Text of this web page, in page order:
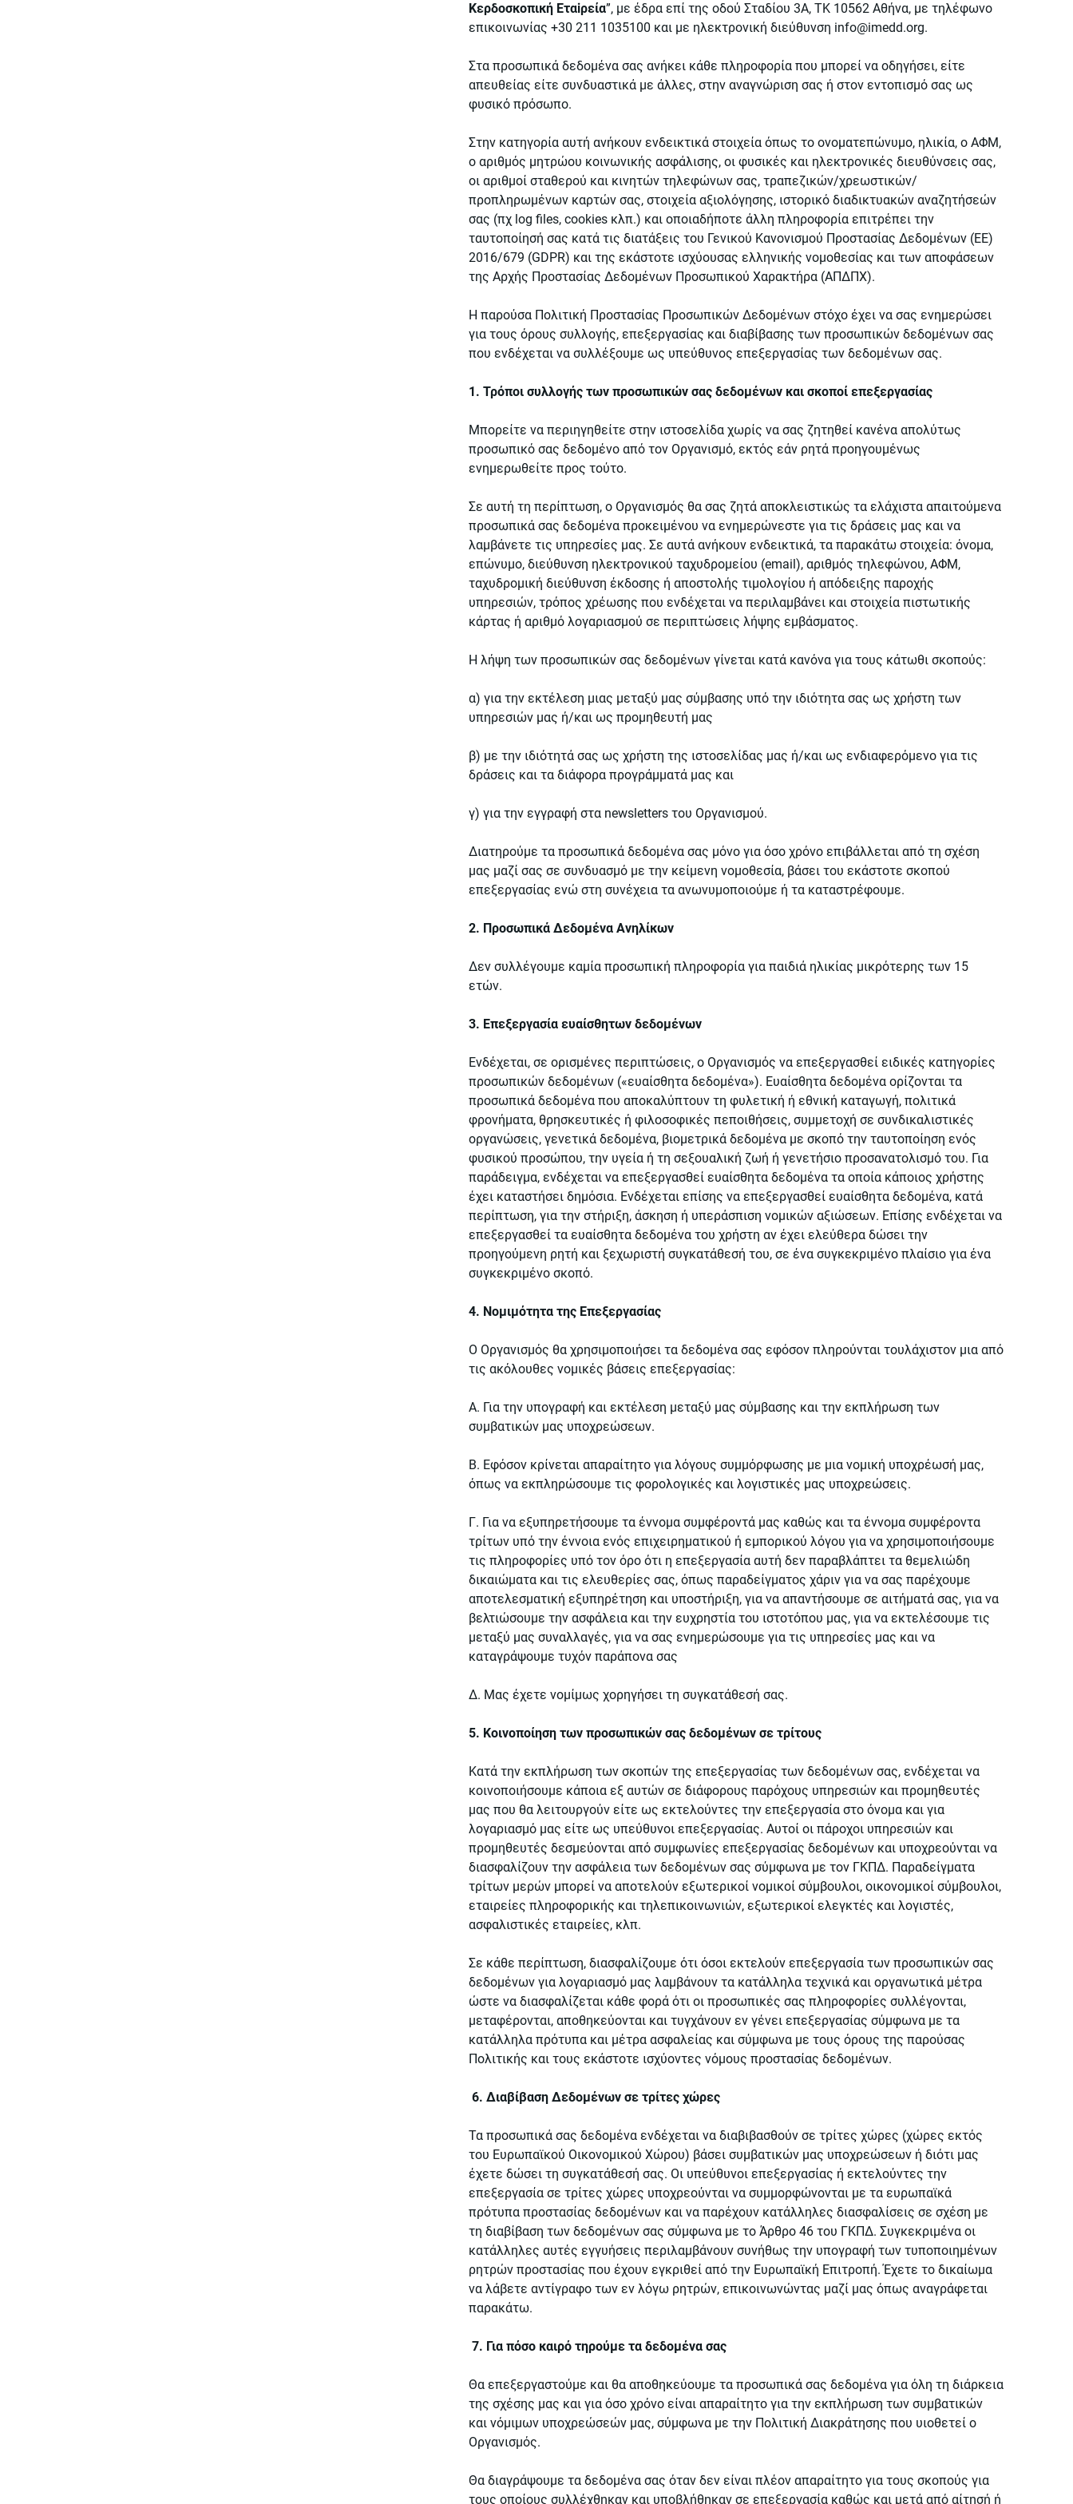
Kερδοσκοπική Eταiρεία”, με έδρα επί της οδού Σταδίου 3Α, ΤΚ 10562 Αθήνα, με τηλέφωνο
επικοινωνίας +30 211 1035100 και με ηλεκτρονική διεύθυνση info@imedd.org.
Στα προσωπικά δεδομένα σας ανήκει κάθε πληροφορία που μπορεί να οδηγήσει, είτε
απευθείας είτε συνδυαστικά με άλλες, στην αναγνώριση σας ή στον εντοπισμό σας ως
φυσικό πρόσωπο.
Στην κατηγορία αυτή ανήκουν ενδεικτικά στοιχεία όπως το ονοματεπώνυμο, ηλικία, ο ΑΦΜ,
ο αριθμός μητρώου κοινωνικής ασφάλισης, οι φυσικές και ηλεκτρονικές διευθύνσεις σας,
οι αριθμοί σταθερού και κινητών τηλεφώνων σας, τραπεζικών/χρεωστικών/
προπληρωμένων καρτών σας, στοιχεία αξιολόγησης, ιστορικό διαδικτυακών αναζητήσεών
σας (πχ log files, cookies κλπ.) και οποιαδήποτε άλλη πληροφορία επιτρέπει την
ταυτοποίησή σας κατά τις διατάξεις του Γενικού Κανονισμού Προστασίας Δεδομένων (EE)
2016/679 (GDPR) και της εκάστοτε ισχύουσας ελληνικής νομοθεσίας και των αποφάσεων
της Αρχής Προστασίας Δεδομένων Προσωπικού Χαρακτήρα (ΑΠΔΠΧ).
Η παρούσα Πολιτική Προστασίας Προσωπικών Δεδομένων στόχο έχει να σας ενημερώσει
για τους όρους συλλογής, επεξεργασίας και διαβίβασης των προσωπικών δεδομένων σας
που ενδέχεται να συλλέξουμε ως υπεύθυνος επεξεργασίας των δεδομένων σας.
1. Τρόποι συλλογής των προσωπικών σας δεδομένων και σκοποί επεξεργασίας
Μπορείτε να περιηγηθείτε στην ιστοσελίδα χωρίς να σας ζητηθεί κανένα απολύτως
προσωπικό σας δεδομένο από τον Οργανισμό, εκτός εάν ρητά προηγουμένως
ενημερωθείτε προς τούτο.
Σε αυτή τη περίπτωση, o Οργανισμός θα σας ζητά αποκλειστικώς τα ελάχιστα απαιτούμενα
προσωπικά σας δεδομένα προκειμένου να ενημερώνεστε για τις δράσεις μας και να
λαμβάνετε τις υπηρεσίες μας. Σε αυτά ανήκουν ενδεικτικά, τα παρακάτω στοιχεία: όνομα,
επώνυμο, διεύθυνση ηλεκτρονικού ταχυδρομείου (email), αριθμός τηλεφώνου, ΑΦΜ,
ταχυδρομική διεύθυνση έκδοσης ή αποστολής τιμολογίου ή απόδειξης παροχής
υπηρεσιών, τρόπος χρέωσης που ενδέχεται να περιλαμβάνει και στοιχεία πιστωτικής
κάρτας ή αριθμό λογαριασμού σε περιπτώσεις λήψης εμβάσματος.
Η λήψη των προσωπικών σας δεδομένων γίνεται κατά κανόνα για τους κάτωθι σκοπούς:
α) για την εκτέλεση μιας μεταξύ μας σύμβασης υπό την ιδιότητα σας ως χρήστη των
υπηρεσιών μας ή/και ως προμηθευτή μας
β) με την ιδιότητά σας ως χρήστη της ιστοσελίδας μας ή/και ως ενδιαφερόμενο για τις
δράσεις και τα διάφορα προγράμματά μας και
γ) για την εγγραφή στα newsletters του Οργανισμού.
Διατηρούμε τα προσωπικά δεδομένα σας μόνο για όσο χρόνο επιβάλλεται από τη σχέση
μας μαζί σας σε συνδυασμό με την κείμενη νομοθεσία, βάσει του εκάστοτε σκοπού
επεξεργασίας ενώ στη συνέχεια τα ανωνυμοποιούμε ή τα καταστρέφουμε.
2. Προσωπικά Δεδομένα Ανηλίκων
Δεν συλλέγουμε καμία προσωπική πληροφορία για παιδιά ηλικίας μικρότερης των 15
ετών.
3. Επεξεργασία ευαίσθητων δεδομένων
Ενδέχεται, σε ορισμένες περιπτώσεις, ο Οργανισμός να επεξεργασθεί ειδικές κατηγορίες
προσωπικών δεδομένων («ευαίσθητα δεδομένα»). Ευαίσθητα δεδομένα ορίζονται τα
προσωπικά δεδομένα που αποκαλύπτουν τη φυλετική ή εθνική καταγωγή, πολιτικά
φρονήματα, θρησκευτικές ή φιλοσοφικές πεποιθήσεις, συμμετοχή σε συνδικαλιστικές
οργανώσεις, γενετικά δεδομένα, βιομετρικά δεδομένα με σκοπό την ταυτοποίηση ενός
φυσικού προσώπου, την υγεία ή τη σεξουαλική ζωή ή γενετήσιο προσανατολισμό του. Για
παράδειγμα, ενδέχεται να επεξεργασθεί ευαίσθητα δεδομένα τα οποία κάποιος χρήστης
έχει καταστήσει δημόσια. Ενδέχεται επίσης να επεξεργασθεί ευαίσθητα δεδομένα, κατά
περίπτωση, για την στήριξη, άσκηση ή υπεράσπιση νομικών αξιώσεων. Επίσης ενδέχεται να
επεξεργασθεί τα ευαίσθητα δεδομένα του χρήστη αν έχει ελεύθερα δώσει την
προηγούμενη ρητή και ξεχωριστή συγκατάθεσή του, σε ένα συγκεκριμένο πλαίσιο για ένα
συγκεκριμένο σκοπό.
4. Νομιμότητα της Επεξεργασίας
O Οργανισμός θα χρησιμοποιήσει τα δεδομένα σας εφόσον πληρούνται τουλάχιστον μια από
τις ακόλουθες νομικές βάσεις επεξεργασίας:
Α. Για την υπογραφή και εκτέλεση μεταξύ μας σύμβασης και την εκπλήρωση των
συμβατικών μας υποχρεώσεων.
Β. Εφόσον κρίνεται απαραίτητο για λόγους συμμόρφωσης με μια νομική υποχρέωσή μας,
όπως να εκπληρώσουμε τις φορολογικές και λογιστικές μας υποχρεώσεις.
Γ. Για να εξυπηρετήσουμε τα έννομα συμφέροντά μας καθώς και τα έννομα συμφέροντα
τρίτων υπό την έννοια ενός επιχειρηματικού ή εμπορικού λόγου για να χρησιμοποιήσουμε
τις πληροφορίες υπό τον όρο ότι η επεξεργασία αυτή δεν παραβλάπτει τα θεμελιώδη
δικαιώματα και τις ελευθερίες σας, όπως παραδείγματος χάριν για να σας παρέχουμε
αποτελεσματική εξυπηρέτηση και υποστήριξη, για να απαντήσουμε σε αιτήματά σας, για να
βελτιώσουμε την ασφάλεια και την ευχρηστία του ιστοτόπου μας, για να εκτελέσουμε τις
μεταξύ μας συναλλαγές, για να σας ενημερώσουμε για τις υπηρεσίες μας και να
καταγράψουμε τυχόν παράπονα σας
Δ. Μας έχετε νομίμως χορηγήσει τη συγκατάθεσή σας.
5. Κοινοποίηση των προσωπικών σας δεδομένων σε τρίτους
Κατά την εκπλήρωση των σκοπών της επεξεργασίας των δεδομένων σας, ενδέχεται να
κοινοποιήσουμε κάποια εξ αυτών σε διάφορους παρόχους υπηρεσιών και προμηθευτές
μας που θα λειτουργούν είτε ως εκτελούντες την επεξεργασία στο όνομα και για
λογαριασμό μας είτε ως υπεύθυνοι επεξεργασίας. Αυτοί οι πάροχοι υπηρεσιών και
προμηθευτές δεσμεύονται από συμφωνίες επεξεργασίας δεδομένων και υποχρεούνται να
διασφαλίζουν την ασφάλεια των δεδομένων σας σύμφωνα με τον ΓΚΠΔ. Παραδείγματα
τρίτων μερών μπορεί να αποτελούν εξωτερικοί νομικοί σύμβουλοι, οικονομικοί σύμβουλοι,
εταιρείες πληροφορικής και τηλεπικοινωνιών, εξωτερικοί ελεγκτές και λογιστές,
ασφαλιστικές εταιρείες, κλπ.
Σε κάθε περίπτωση, διασφαλίζουμε ότι όσοι εκτελούν επεξεργασία των προσωπικών σας
δεδομένων για λογαριασμό μας λαμβάνουν τα κατάλληλα τεχνικά και οργανωτικά μέτρα
ώστε να διασφαλίζεται κάθε φορά ότι οι προσωπικές σας πληροφορίες συλλέγονται,
μεταφέρονται, αποθηκεύονται και τυγχάνουν εν γένει επεξεργασίας σύμφωνα με τα
κατάλληλα πρότυπα και μέτρα ασφαλείας και σύμφωνα με τους όρους της παρούσας
Πολιτικής και τους εκάστοτε ισχύοντες νόμους προστασίας δεδομένων.
6. Διαβίβαση Δεδομένων σε τρίτες χώρες
Τα προσωπικά σας δεδομένα ενδέχεται να διαβιβασθούν σε τρίτες χώρες (χώρες εκτός
του Ευρωπαϊκού Οικονομικού Χώρου) βάσει συμβατικών μας υποχρεώσεων ή διότι μας
έχετε δώσει τη συγκατάθεσή σας. Οι υπεύθυνοι επεξεργασίας ή εκτελούντες την
επεξεργασία σε τρίτες χώρες υποχρεούνται να συμμορφώνονται με τα ευρωπαϊκά
πρότυπα προστασίας δεδομένων και να παρέχουν κατάλληλες διασφαλίσεις σε σχέση με
τη διαβίβαση των δεδομένων σας σύμφωνα με το Άρθρο 46 του ΓΚΠΔ. Συγκεκριμένα οι
κατάλληλες αυτές εγγυήσεις περιλαμβάνουν συνήθως την υπογραφή των τυποποιημένων
ρητρών προστασίας που έχουν εγκριθεί από την Ευρωπαϊκή Επιτροπή. Έχετε το δικαίωμα
να λάβετε αντίγραφο των εν λόγω ρητρών, επικοινωνώντας μαζί μας όπως αναγράφεται
παρακάτω.
7. Για πόσο καιρό τηρούμε τα δεδομένα σας
Θα επεξεργαστούμε και θα αποθηκεύουμε τα προσωπικά σας δεδομένα για όλη τη διάρκεια
της σχέσης μας και για όσο χρόνο είναι απαραίτητο για την εκπλήρωση των συμβατικών
και νόμιμων υποχρεώσεών μας, σύμφωνα με την Πολιτική Διακράτησης που υιοθετεί ο
Οργανισμός.
Θα διαγράψουμε τα δεδομένα σας όταν δεν είναι πλέον απαραίτητο για τους σκοπούς για
τους οποίους συλλέχθηκαν και υποβλήθηκαν σε επεξεργασία καθώς και μετά από αίτησή ή